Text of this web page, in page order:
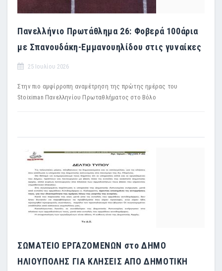
Πανελλήνιο Πρωτάθλημα 26: Φοβερά 100άρια
με Σπανουδάκη-Εμμανουηλίδου στις γυναίκες
25 Ιουλίου 2026
Στην πιο αμφίρροπη αναμέτρηση της πρώτης ημέρας του
Stoiximan Πανελληνίου Πρωταθλήματος στο Βόλο
ΣΩΜΑΤΕΙΟ ΕΡΓΑΖΟΜΕΝΩΝ στο ΔΗΜΟ
ΗΛΙΟΥΠΟΛΗΣ ΓΙΑ ΚΛΗΣΕΙΣ ΑΠΟ ΔΗΜΟΤΙΚΗ